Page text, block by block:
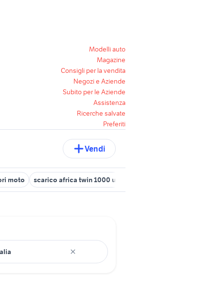
Modelli auto
Magazine
Consigli per la vendita
Negozi e Aziende
Subito per le Aziende
Assistenza
Ricerche salvate
Preferiti
Vendi
moto scarico africa twin 1000 usato